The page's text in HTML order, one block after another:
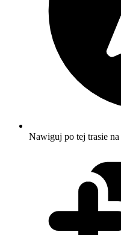
Nawiguj po tej trasie na